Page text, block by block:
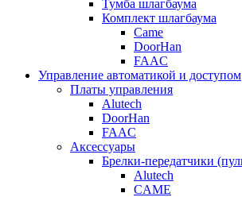
Тумба шлагбаума
Комплект шлагбаума
Came
DoorHan
FAAC
Управление автоматикой и доступом
Платы управления
Alutech
DoorHan
FAAC
Аксессуары
Брелки-передатчики
Alutech
CAME